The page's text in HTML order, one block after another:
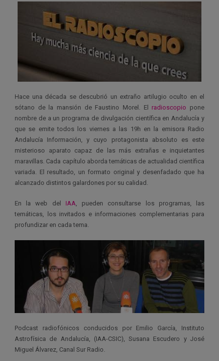
Hace una década se descubrió un extraño artilugio oculto en el
sótano de la mansión de Faustino Morel. El radioscopio pone
nombre de a un programa de divulgación científica en Andalucía y
que se emite todos los viernes a las 19h en la emisora Radio
Andalucía Información, y cuyo protagonista absoluto es este
misterioso aparato capaz de las más extrañas e inquietantes
maravillas. Cada capítulo aborda temáticas de actualidad científica
variada. El resultado, un formato original y desenfadado que ha
alcanzado distintos galardones por su calidad.
En la web del IAA, pueden consultarse los programas, las
temáticas, los invitados e informaciones complementarias para
profundizar en cada tema.
Podcast radiofónicos conducidos por Emilio García, Instituto
Astrofísica de Andalucía, (IAA-CSIC), Susana Escudero y José
Miguel Álvarez, Canal Sur Radio.